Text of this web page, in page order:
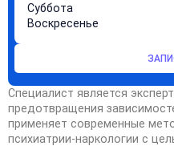
Суббота
Воскресенье
Специалист является
предотвращения
применяет современные
психиатрии-наркологии с